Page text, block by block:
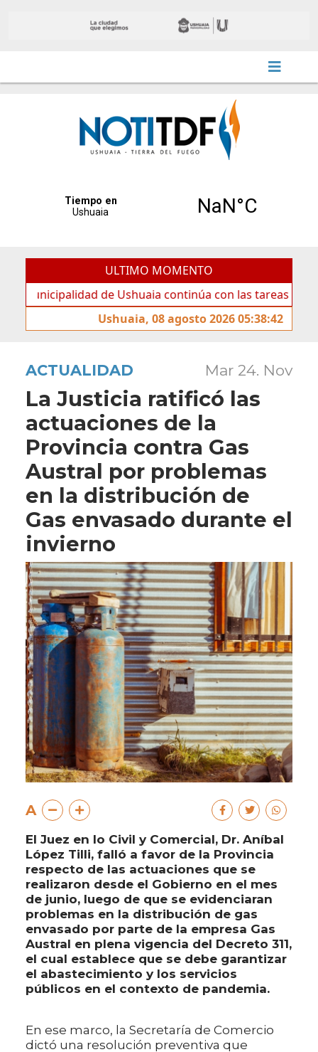
ULTIMO MOMENTO
de Ushuaia continúa con las tareas de
Ushuaia, 08 agosto 2026 05:38:42
ACTUALIDAD Mar 24. Nov
La Justicia ratificó las
actuaciones de la
Provincia contra Gas
Austral por problemas
en la distribución de
Gas envasado durante el
invierno
A
El Juez en lo Civil y Comercial, Dr. Aníbal
López Tilli, falló a favor de la Provincia
respecto de las actuaciones que se
realizaron desde el Gobierno en el mes
de junio, luego de que se evidenciaran
problemas en la distribución de gas
envasado por parte de la empresa Gas
Austral en plena vigencia del Decreto 311,
el cual establece que se debe garantizar
el abastecimiento y los servicios
públicos en el contexto de pandemia.
En ese marco, la Secretaría de Comercio
dictó una resolución preventiva que